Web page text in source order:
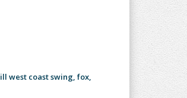
west coast swing, fox,